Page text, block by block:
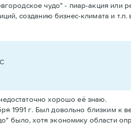
чудо" - пиар-акция или
созданию бизнес-климата и
хорошо её знаю.
1991 г. Был довольно близким к
было, хотя экономику области